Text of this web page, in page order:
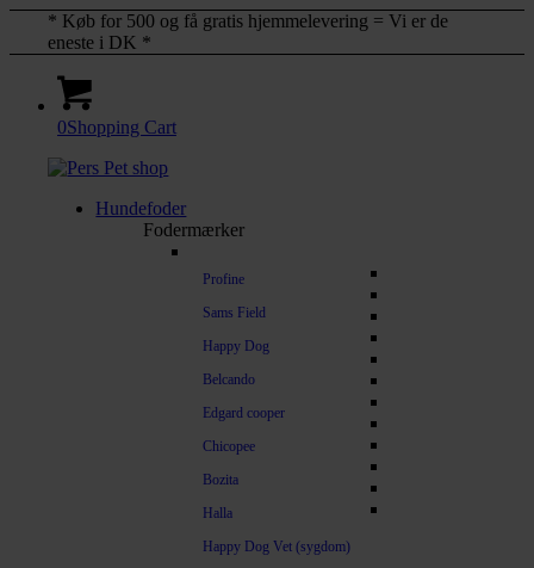
* Køb for 500 og få gratis hjemmelevering = Vi er de
eneste i DK *
0Shopping Cart
Hundefoder
Fodermærker
Profine
Sams Field
Happy Dog
Belcando
Edgard cooper
Chicopee
Bozita
Halla
Happy Dog Vet (sygdom)